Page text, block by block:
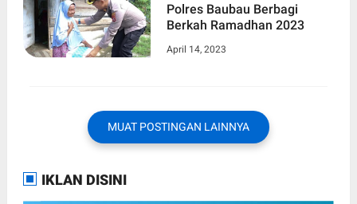
Polres Baubau Berbagi
Berkah Ramadhan 2023
April 14, 2023
MUAT POSTINGAN LAINNYA
IKLAN DISINI